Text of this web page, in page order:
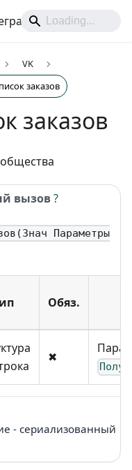
VK
заказов
заказов
вызов?
Параметры
Обяз.
✖
- сериализованный